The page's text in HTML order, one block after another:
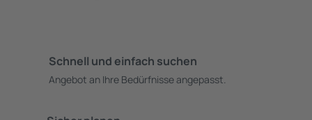
Schnell und einfach suchen
Angebot an Ihre Bedürfnisse angepasst.